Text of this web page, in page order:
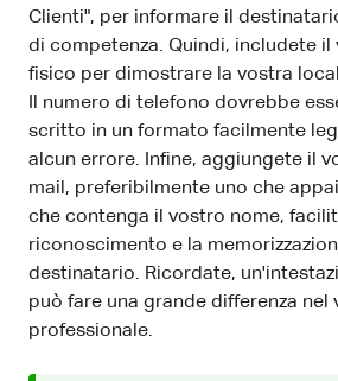
Clienti", per informare il
di competenza. Quindi, includete il
fisico per dimostrare la vostra
Il numero di telefono dovrebbe
scritto in un formato facilmente
alcun errore. Infine, aggiungete il
mail, preferibilmente uno che
che contenga il vostro nome,
riconoscimento e la
destinatario. Ricordate,
può fare una grande differenza
professionale.